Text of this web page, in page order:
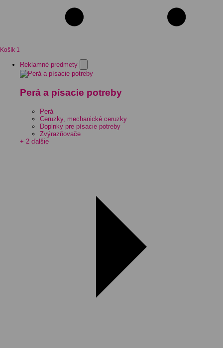
Košík 1
Reklamné predmety
Perá a písacie potreby
Perá
Ceruzky, mechanické ceruzky
Doplnky pre písacie potreby
Zvýrazňovače
+ 2 ďalšie